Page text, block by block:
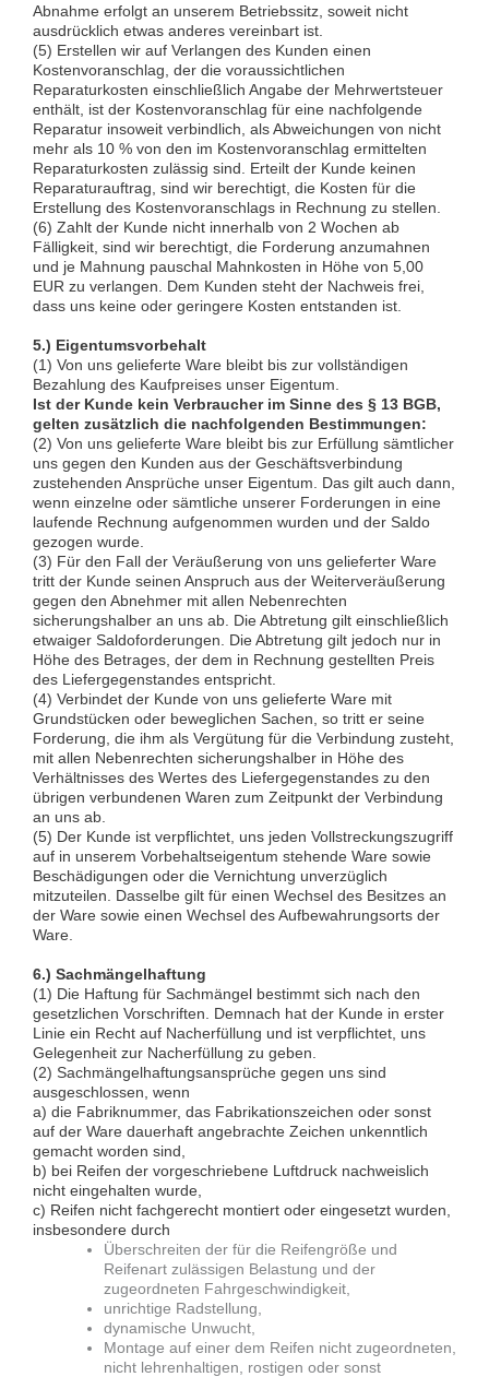
Abnahme erfolgt an unserem Betriebssitz, soweit nicht
ausdrücklich etwas anderes vereinbart ist.
(5) Erstellen wir auf Verlangen des Kunden einen
Kostenvoranschlag, der die voraussichtlichen
Reparaturkosten einschließlich Angabe der Mehrwertsteuer
enthält, ist der Kostenvoranschlag für eine nachfolgende
Reparatur insoweit verbindlich, als Abweichungen von nicht
mehr als 10 % von den im Kostenvoranschlag ermittelten
Reparaturkosten zulässig sind. Erteilt der Kunde keinen
Reparaturauftrag, sind wir berechtigt, die Kosten für die
Erstellung des Kostenvoranschlags in Rechnung zu stellen.
(6) Zahlt der Kunde nicht innerhalb von 2 Wochen ab
Fälligkeit, sind wir berechtigt, die Forderung anzumahnen
und je Mahnung pauschal Mahnkosten in Höhe von 5,00
EUR zu verlangen. Dem Kunden steht der Nachweis frei,
dass uns keine oder geringere Kosten entstanden ist.
5.) Eigentumsvorbehalt
(1) Von uns gelieferte Ware bleibt bis zur vollständigen
Bezahlung des Kaufpreises unser Eigentum.
Ist der Kunde kein Verbraucher im Sinne des § 13 BGB,
gelten zusätzlich die nachfolgenden Bestimmungen:
(2) Von uns gelieferte Ware bleibt bis zur Erfüllung sämtlicher
uns gegen den Kunden aus der Geschäftsverbindung
zustehenden Ansprüche unser Eigentum. Das gilt auch dann,
wenn einzelne oder sämtliche unserer Forderungen in eine
laufende Rechnung aufgenommen wurden und der Saldo
gezogen wurde.
(3) Für den Fall der Veräußerung von uns gelieferter Ware
tritt der Kunde seinen Anspruch aus der Weiterveräußerung
gegen den Abnehmer mit allen Nebenrechten
sicherungshalber an uns ab. Die Abtretung gilt einschließlich
etwaiger Saldoforderungen. Die Abtretung gilt jedoch nur in
Höhe des Betrages, der dem in Rechnung gestellten Preis
des Liefergegenstandes entspricht.
(4) Verbindet der Kunde von uns gelieferte Ware mit
Grundstücken oder beweglichen Sachen, so tritt er seine
Forderung, die ihm als Vergütung für die Verbindung zusteht,
mit allen Nebenrechten sicherungshalber in Höhe des
Verhältnisses des Wertes des Liefergegenstandes zu den
übrigen verbundenen Waren zum Zeitpunkt der Verbindung
an uns ab.
(5) Der Kunde ist verpflichtet, uns jeden Vollstreckungszugriff
auf in unserem Vorbehaltseigentum stehende Ware sowie
Beschädigungen oder die Vernichtung unverzüglich
mitzuteilen. Dasselbe gilt für einen Wechsel des Besitzes an
der Ware sowie einen Wechsel des Aufbewahrungsorts der
Ware.
6.) Sachmängelhaftung
(1) Die Haftung für Sachmängel bestimmt sich nach den
gesetzlichen Vorschriften. Demnach hat der Kunde in erster
Linie ein Recht auf Nacherfüllung und ist verpflichtet, uns
Gelegenheit zur Nacherfüllung zu geben.
(2) Sachmängelhaftungsansprüche gegen uns sind
ausgeschlossen, wenn
a) die Fabriknummer, das Fabrikationszeichen oder sonst
auf der Ware dauerhaft angebrachte Zeichen unkenntlich
gemacht worden sind,
b) bei Reifen der vorgeschriebene Luftdruck nachweislich
nicht eingehalten wurde,
c) Reifen nicht fachgerecht montiert oder eingesetzt wurden,
insbesondere durch
Überschreiten der für die Reifengröße und
Reifenart zulässigen Belastung und der
zugeordneten Fahrgeschwindigkeit,
unrichtige Radstellung,
dynamische Unwucht,
Montage auf einer dem Reifen nicht zugeordneten,
nicht lehrenhaltigen, rostigen oder sonst